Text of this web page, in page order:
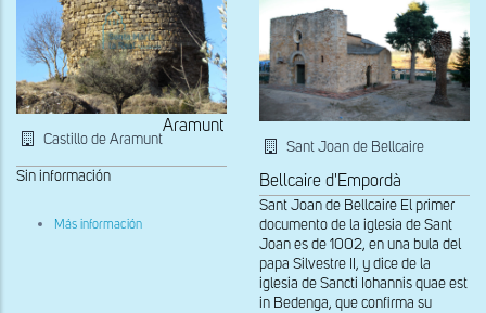
la
Pietat
del
Castillo
d'Orcau
Castillo de Aramunt
Aramunt
Sin información
Más información
Sant Joan de Bellcaire
Bellcaire d'Empordà
Sant Joan de Bellcaire El primer
documento de la iglesia de Sant
Joan es de 1002, en una bula del
papa Silvestre II, y dice de la
iglesia de Sancti Iohannis quae est
in Bedenga, que confirma su